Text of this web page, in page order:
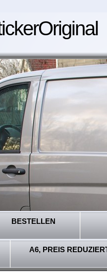
BESTELLEN
A6, PREIS